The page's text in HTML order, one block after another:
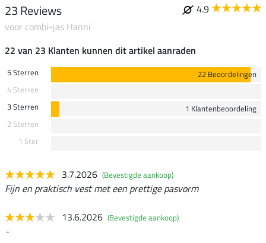
23 Reviews
4.9
voor combi-jas Hanni
22 van 23 Klanten kunnen dit artikel aanraden
5 Sterren
22 Beoordelingen
4 Sterren
3 Sterren
1 Klantenbeoordeling
2 Sterren
1 Ster
3.7.2026 (Bevestigde aankoop)
Fijn en praktisch vest met een prettige pasvorm
13.6.2026 (Bevestigde aankoop)
-